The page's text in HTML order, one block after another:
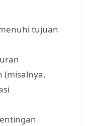
tujuan
(misalnya,